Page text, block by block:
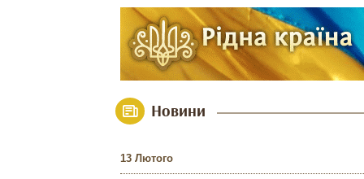
Новини
13 Лютого